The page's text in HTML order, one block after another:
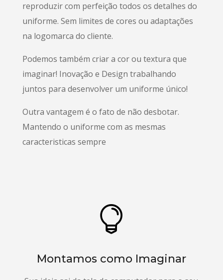
reproduzir com perfeição todos os detalhes do
uniforme. Sem limites de cores ou adaptações
na logomarca do cliente.
Podemos também criar a cor ou textura que
imaginar! Inovação e Design trabalhando
juntos para desenvolver um uniforme único!
Outra vantagem é o fato de não desbotar.
Mantendo o uniforme com as mesmas
caracteristicas sempre

Montamos como Imaginar